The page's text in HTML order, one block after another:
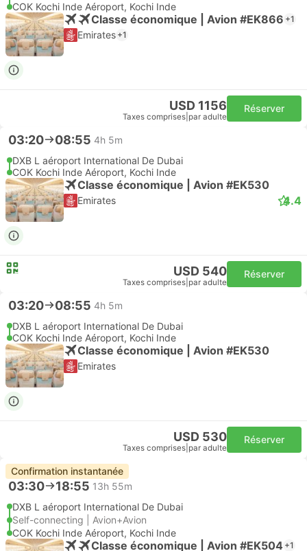
COK Kochi Inde Aéroport, Kochi Inde
Classe économique | Avion #EK866 +1
Emirates +1
USD 1156
Taxes comprises par adulte
Réserver
03:20 08:55 4h 5m
DXB L aéroport International De Dubai
COK Kochi Inde Aéroport, Kochi Inde
Classe économique | Avion #EK530
Emirates 4.4
USD 540
Taxes comprises par adulte
Réserver
03:20 08:55 4h 5m
DXB L aéroport International De Dubai
COK Kochi Inde Aéroport, Kochi Inde
Classe économique | Avion #EK530
Emirates
USD 530
Taxes comprises par adulte
Réserver
Confirmation instantanée
03:30 18:55 13h 55m
DXB L aéroport International De Dubai
Self-connecting | Avion+Avion
COK Kochi Inde Aéroport, Kochi Inde
Classe économique | Avion #EK504 +1